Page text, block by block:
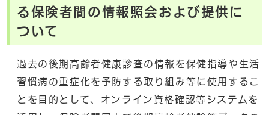
る保険者間の情報照会および提供に
ついて
過去の後期高齢者健康診査の情報を保健指導や生活
習慣病の重症化を予防する取り組み等に使用するこ
とを目的として、オンライン資格確認等システムを